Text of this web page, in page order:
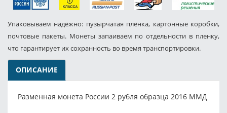
Упаковываем надёжно: пузырчатая плёнка, картонные коробки,
почтовые пакеты. Монеты запаиваем по отдельности в пленку,
что гарантирует их сохранность во время транспортировки.
ОПИСАНИЕ
Разменная монета России 2 рубля образца 2016 ММД